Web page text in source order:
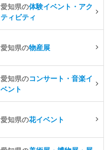
愛知県の体験イベント・アク
ティビティ
愛知県の物産展
愛知県のコンサート・音楽イ
ベント
愛知県の花イベント